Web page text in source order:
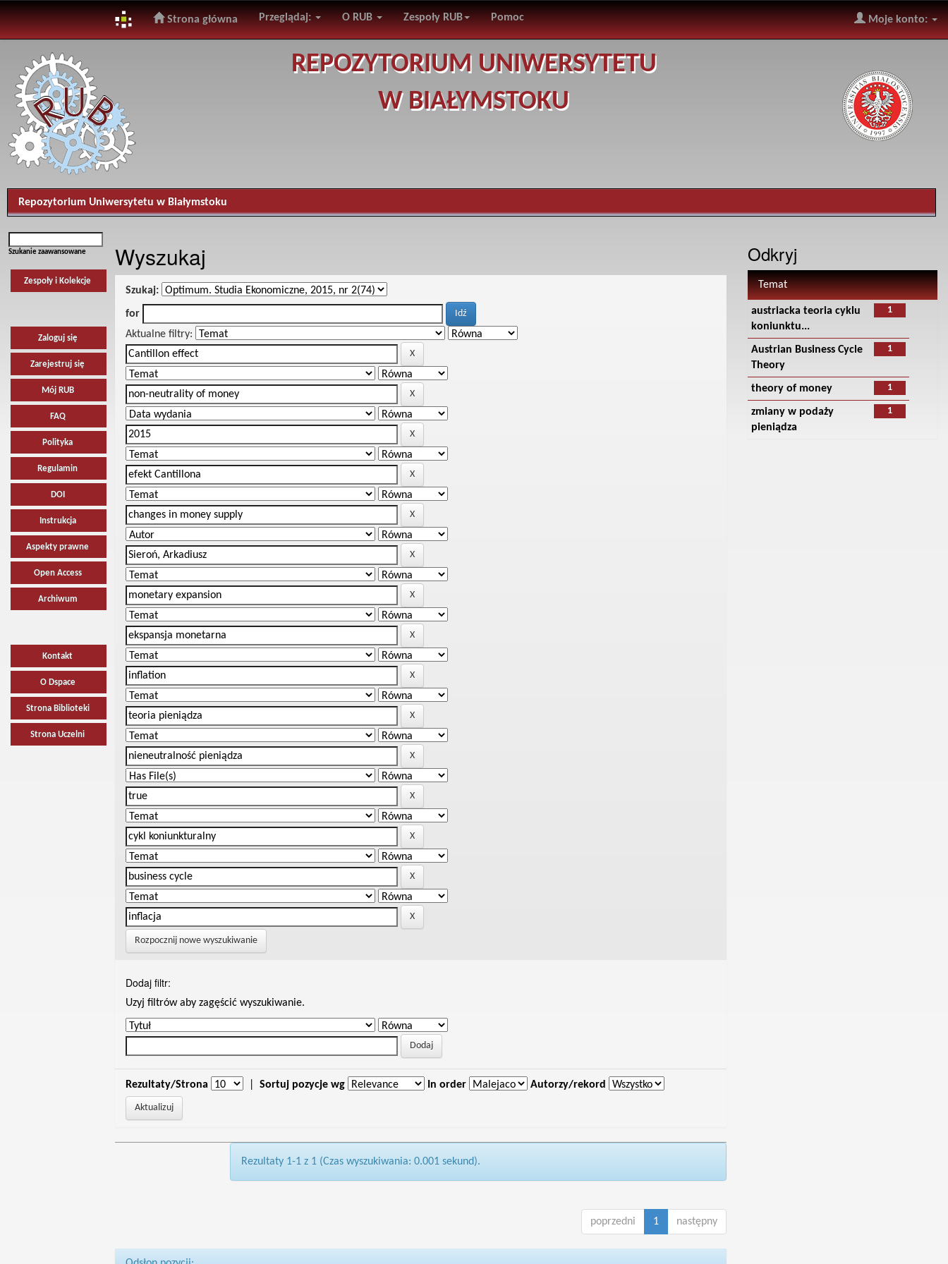
navigation
Strona główna Przeglądaj: O RUB Zespoły RUB Pomoc Moje konto:
REPOZYTORIUM UNIWERSYTETU
W BIAŁYMSTOKU
Repozytorium Uniwersytetu w Białymstoku
Szukanie zaawansowane
Zespoły i Kolekcje
Zaloguj się
Zarejestruj się
Mój RUB
FAQ
Polityka
Regulamin
DOI
Instrukcja
Aspekty prawne
Open Access
Archiwum
Kontakt
O Dspace
Strona Biblioteki
Strona Uczelni
Wyszukaj
Szukaj:
for
Aktualne filtry:
Rozpocznij nowe wyszukiwanie
Dodaj filtr:
Uzyj filtrów aby zagęścić wyszukiwanie.
Rezultaty/Strona Sortuj pozycje wg In order Autorzy/rekord
Rezultaty 1-1 z 1 (Czas wyszukiwania: 0.001 sekund).
poprzedni 1 następny
Odkryj
Temat
1
austriacka teoria cyklu
koniunktu...
1
Austrian Business Cycle
Theory
1
theory of money
1
zmiany w podaży
pieniądza